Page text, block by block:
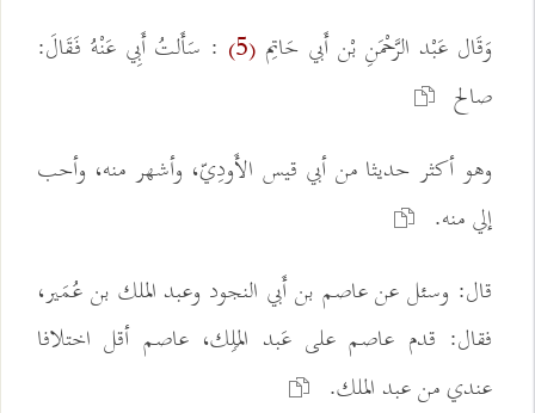
وَقَال عَبْد الرَّحْمَنِ بْن أَبي حَاتِم (5)
: سَأَلتُ أَبِي عَنْهُ فَقَالَ:
صالح
وهو أكثر حديثا من أبي قيس الأَودِيّ، وأشهر منه، وأحب
إلي منه.
قال: وسئل عن عاصم بن أَبي النجود وعبد الملك بن عُمَير،
فقال: قدم عاصم على عَبد المَلِك، عاصم أقل اختلافا
عندي من عبد الملك.